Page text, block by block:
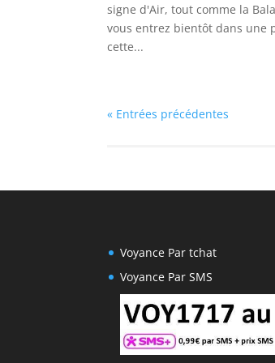
signe d'Air, tout comme la
vous entrez bientôt dans une
cette...
« Entrées précédentes
Voyance Par tchat
Voyance Par SMS